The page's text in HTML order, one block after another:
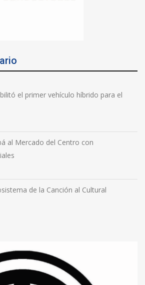
el primer vehículo híbrido para el
al Mercado del Centro con
de la Canción al Cultural